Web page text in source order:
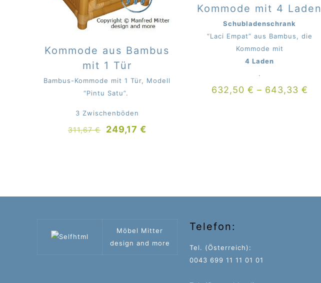
Kommode aus Bambus
mit 1 Tür
Bambus-Kommode mit 1 Tür, Modell
“Pintu Satu”.
3 Zwischenböden
311,67€
Ursprünglicher
249,17 €
Kommode mit 4 Laden
Schubladenschrank
“Laci Empat” aus Bambus, die
Kommode mit
4 Laden
.
632,50 € – 643,33 €
Möbel Mitter
design and more
Telefon:
Tel. (Österreich):
0043 699 11 11 01 01